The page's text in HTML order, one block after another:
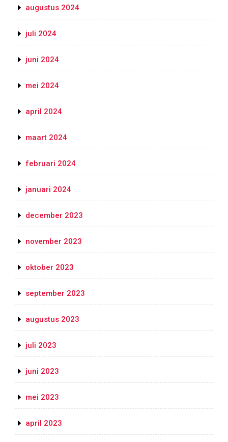
augustus 2024
juli 2024
juni 2024
mei 2024
april 2024
maart 2024
februari 2024
januari 2024
december 2023
november 2023
oktober 2023
september 2023
augustus 2023
juli 2023
juni 2023
mei 2023
april 2023